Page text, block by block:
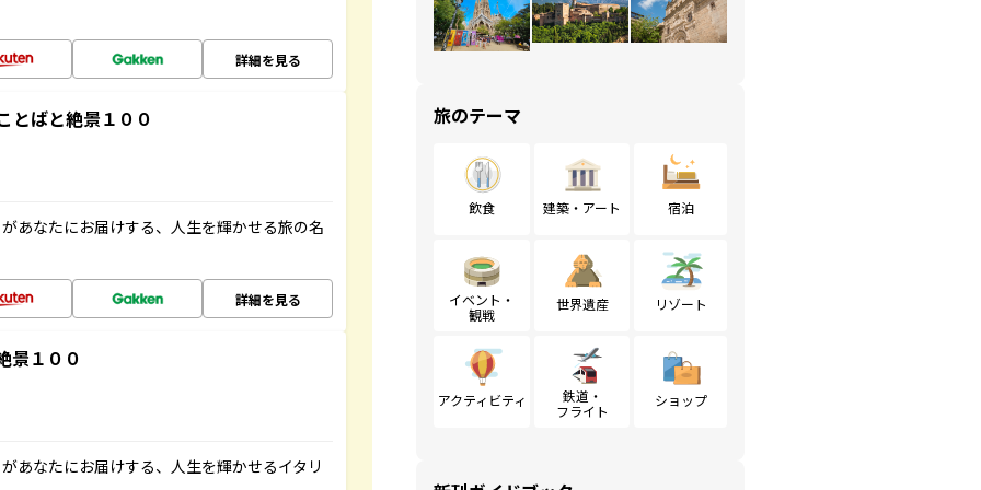
詳細を見る
とばと絶景１００
あなたにお届けする、人生を輝かせる旅の名
詳細を見る
景１００
あなたにお届けする、人生を輝かせるイタリ
旅のテーマ
飲食 建築・アート 宿泊
イベント・
観戦
世界遺産 リゾート
アクティビティ
鉄道・
フライト
ショップ